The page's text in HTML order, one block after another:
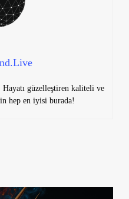
güzelleştiren kaliteli ve
hep en iyisi burada!